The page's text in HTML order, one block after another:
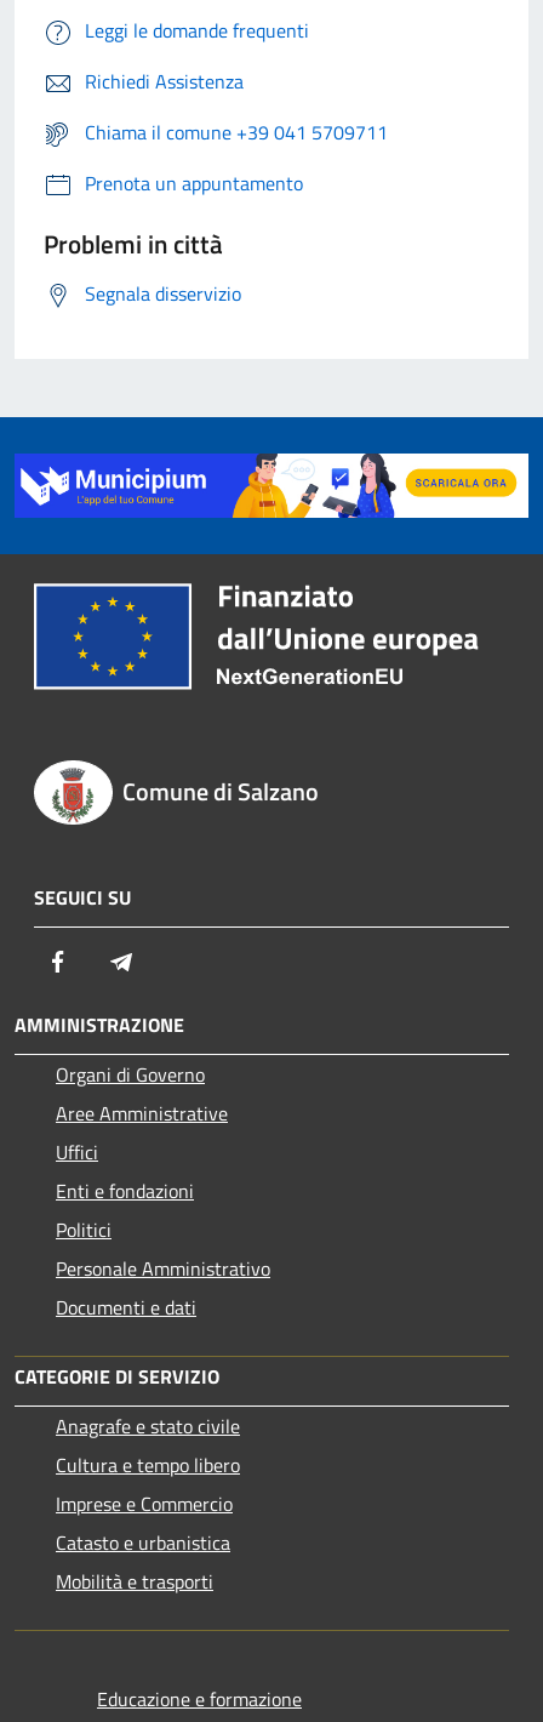
Leggi le domande frequenti
Richiedi Assistenza
Chiama il comune +39 041 5709711
Prenota un appuntamento
Problemi in città
Segnala disservizio
Comune di Salzano
SEGUICI SU
Facebook
AMMINISTRAZIONE
Organi di Governo
Aree Amministrative
Uffici
Enti e fondazioni
Politici
Personale Amministrativo
Documenti e dati
CATEGORIE DI SERVIZIO
Anagrafe e stato civile
Cultura e tempo libero
Imprese e Commercio
Catasto e urbanistica
Mobilità e trasporti
Educazione e formazione